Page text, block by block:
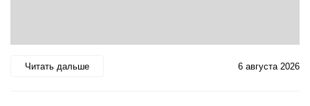
Читать дальше 6 августа 2026